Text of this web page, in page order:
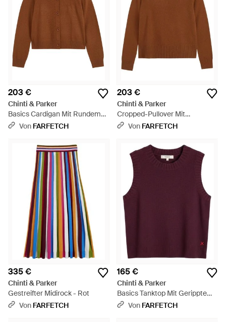
203 €
Chinti & Parker
Basics Cardigan Mit Rundem
Ausschnitt - Braun
Von FARFETCH
203 €
Chinti & Parker
Cropped-Pullover Mit
Geripptem Besatz - Braun
Von FARFETCH
335 €
Chinti & Parker
Gestreifter Midirock - Rot
Von FARFETCH
165 €
Chinti & Parker
Basics Tanktop Mit Geripptem
Besatz - Lila
Von FARFETCH